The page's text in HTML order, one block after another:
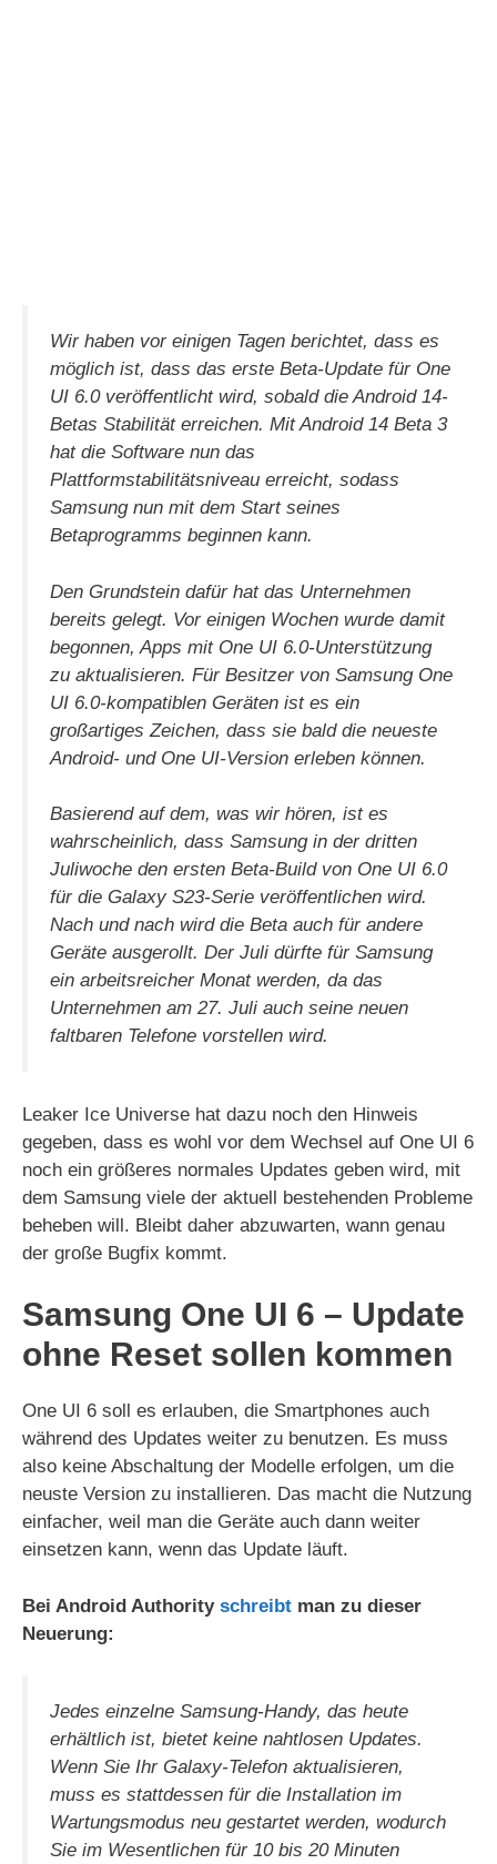
Wir haben vor einigen Tagen berichtet, dass es
möglich ist, dass das erste Beta-Update für One
UI 6.0 veröffentlicht wird, sobald die Android 14-
Betas Stabilität erreichen. Mit Android 14 Beta 3
hat die Software nun das
Plattformstabilitätsniveau erreicht, sodass
Samsung nun mit dem Start seines
Betaprogramms beginnen kann.
Den Grundstein dafür hat das Unternehmen
bereits gelegt. Vor einigen Wochen wurde damit
begonnen, Apps mit One UI 6.0-Unterstützung
zu aktualisieren. Für Besitzer von Samsung One
UI 6.0-kompatiblen Geräten ist es ein
großartiges Zeichen, dass sie bald die neueste
Android- und One UI-Version erleben können.
Basierend auf dem, was wir hören, ist es
wahrscheinlich, dass Samsung in der dritten
Juliwoche den ersten Beta-Build von One UI 6.0
für die Galaxy S23-Serie veröffentlichen wird.
Nach und nach wird die Beta auch für andere
Geräte ausgerollt. Der Juli dürfte für Samsung
ein arbeitsreicher Monat werden, da das
Unternehmen am 27. Juli auch seine neuen
faltbaren Telefone vorstellen wird.
Leaker Ice Universe hat dazu noch den Hinweis
gegeben, dass es wohl vor dem Wechsel auf One UI 6
noch ein größeres normales Updates geben wird, mit
dem Samsung viele der aktuell bestehenden Probleme
beheben will. Bleibt daher abzuwarten, wann genau
der große Bugfix kommt.
Samsung One UI 6 – Update
ohne Reset sollen kommen
One UI 6 soll es erlauben, die Smartphones auch
während des Updates weiter zu benutzen. Es muss
also keine Abschaltung der Modelle erfolgen, um die
neuste Version zu installieren. Das macht die Nutzung
einfacher, weil man die Geräte auch dann weiter
einsetzen kann, wenn das Update läuft.
Bei Android Authority schreibt man zu dieser
Neuerung:
Jedes einzelne Samsung-Handy, das heute
erhältlich ist, bietet keine nahtlosen Updates.
Wenn Sie Ihr Galaxy-Telefon aktualisieren,
muss es stattdessen für die Installation im
Wartungsmodus neu gestartet werden, wodurch
Sie im Wesentlichen für 10 bis 20 Minuten